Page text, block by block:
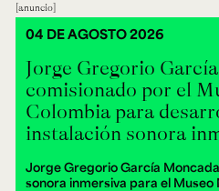
anuncio
Jorge Gregorio
comisionado por el
Colombia para
instalación sonora
Jorge Gregorio García
sonora inmersiva para el Museo
04 DE AGOSTO 2026